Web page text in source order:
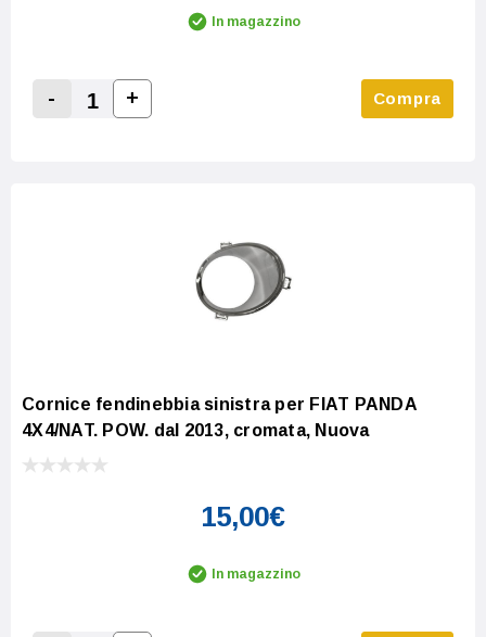
In magazzino
Decrease Quantity:
-
Increase Quantity:
+ Compra
Cornice fendinebbia sinistra per FIAT PANDA
4X4/NAT. POW. dal 2013, cromata, Nuova
15,00€
In magazzino